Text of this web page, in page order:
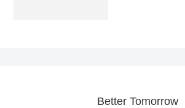
Better Tomorrow